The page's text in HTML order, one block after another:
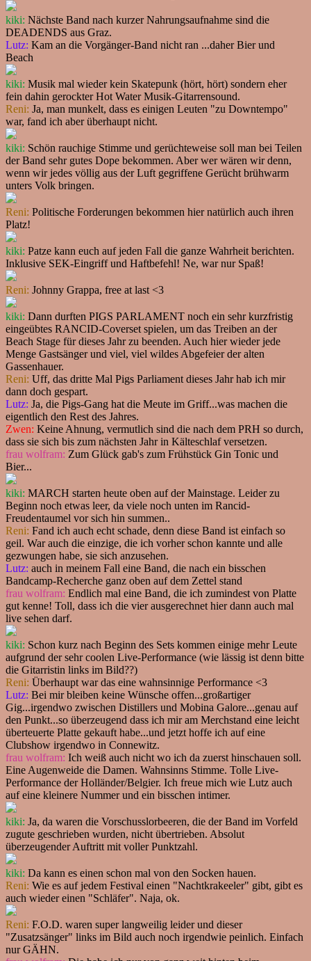
kiki: Nächste Band nach kurzer Nahrungsaufnahme sind die
DEADENDS aus Graz.
Lutz: Kam an die Vorgänger-Band nicht ran ...daher Bier und
Beach
kiki: Musik mal wieder kein Skatepunk (hört, hört) sondern eher
fein dahin gerockter Hot Water Musik-Gitarrensound.
Reni: Ja, man munkelt, dass es einigen Leuten "zu Downtempo"
war, fand ich aber überhaupt nicht.
kiki: Schön rauchige Stimme und gerüchteweise soll man bei Teilen
der Band sehr gutes Dope bekommen. Aber wer wären wir denn,
wenn wir jedes völlig aus der Luft gegriffene Gerücht brühwarm
unters Volk bringen.
Reni: Politische Forderungen bekommen hier natürlich auch ihren
Platz!
kiki: Patze kann euch auf jeden Fall die ganze Wahrheit berichten.
Inklusive SEK-Eingriff und Haftbefehl! Ne, war nur Spaß!
Reni: Johnny Grappa, free at last <3
kiki: Dann durften PIGS PARLAMENT noch ein sehr kurzfristig
eingeübtes RANCID-Coverset spielen, um das Treiben an der
Beach Stage für dieses Jahr zu beenden. Auch hier wieder jede
Menge Gastsänger und viel, viel wildes Abgefeier der alten
Gassenhauer.
Reni: Uff, das dritte Mal Pigs Parliament dieses Jahr hab ich mir
dann doch gespart.
Lutz: Ja, die Pigs-Gang hat die Meute im Griff...was machen die
eigentlich den Rest des Jahres.
Zwen: Keine Ahnung, vermutlich sind die nach dem PRH so durch,
dass sie sich bis zum nächsten Jahr in Kälteschlaf versetzen.
frau wolfram: Zum Glück gab's zum Frühstück Gin Tonic und
Bier...
kiki: MARCH starten heute oben auf der Mainstage. Leider zu
Beginn noch etwas leer, da viele noch unten im Rancid-
Freudentaumel vor sich hin summen..
Reni: Fand ich auch echt schade, denn diese Band ist einfach so
geil. War auch die einzige, die ich vorher schon kannte und alle
gezwungen habe, sie sich anzusehen.
Lutz: auch in meinem Fall eine Band, die nach ein bisschen
Bandcamp-Recherche ganz oben auf dem Zettel stand
frau wolfram: Endlich mal eine Band, die ich zumindest von Platte
gut kenne! Toll, dass ich die vier ausgerechnet hier dann auch mal
live sehen darf.
kiki: Schon kurz nach Beginn des Sets kommen einige mehr Leute
aufgrund der sehr coolen Live-Performance (wie lässig ist denn bitte
die Gitarristin links im Bild??)
Reni: Überhaupt war das eine wahnsinnige Performance <3
Lutz: Bei mir bleiben keine Wünsche offen...großartiger
Gig...irgendwo zwischen Distillers und Mobina Galore...genau auf
den Punkt...so überzeugend dass ich mir am Merchstand eine leicht
überteuerte Platte gekauft habe...und jetzt hoffe ich auf eine
Clubshow irgendwo in Connewitz.
frau wolfram: Ich weiß auch nicht wo ich da zuerst hinschauen soll.
Eine Augenweide die Damen. Wahnsinns Stimme. Tolle Live-
Performance der Holländer/Belgier. Ich freue mich wie Lutz auch
auf eine kleinere Nummer und ein bisschen intimer.
kiki: Ja, da waren die Vorschusslorbeeren, die der Band im Vorfeld
zugute geschrieben wurden, nicht übertrieben. Absolut
überzeugender Auftritt mit voller Punktzahl.
kiki: Da kann es einen schon mal von den Socken hauen.
Reni: Wie es auf jedem Festival einen "Nachtkrakeeler" gibt, gibt es
auch wieder einen "Schläfer". Naja, ok.
Reni: F.O.D. waren super langweilig leider und dieser
"Zusatzsänger" links im Bild auch noch irgendwie peinlich. Einfach
nur GÄHN.